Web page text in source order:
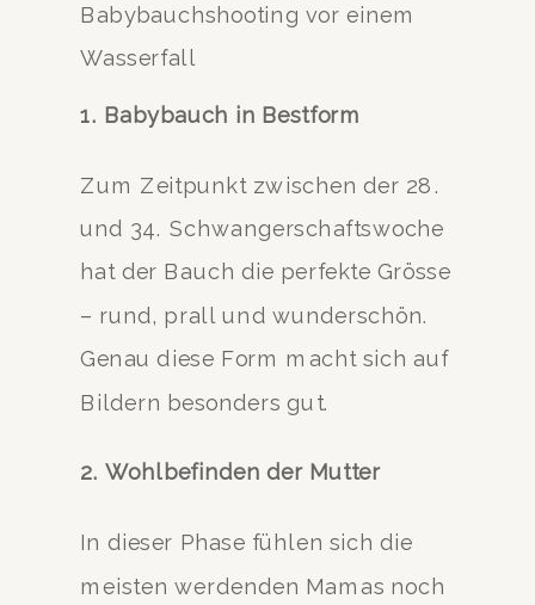
1. Babybauch in Bestform
Zum Zeitpunkt zwischen der 28.
und 34. Schwangerschaftswoche
hat der Bauch die perfekte Grösse
– rund, prall und wunderschön.
Genau diese Form macht sich auf
Bildern besonders gut.
2. Wohlbefinden der Mutter
In dieser Phase fühlen sich die
meisten werdenden Mamas noch